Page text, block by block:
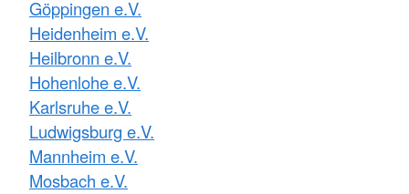
Göppingen e.V.
Heidenheim e.V.
Heilbronn e.V.
Hohenlohe e.V.
Karlsruhe e.V.
Ludwigsburg e.V.
Mannheim e.V.
Mosbach e.V.